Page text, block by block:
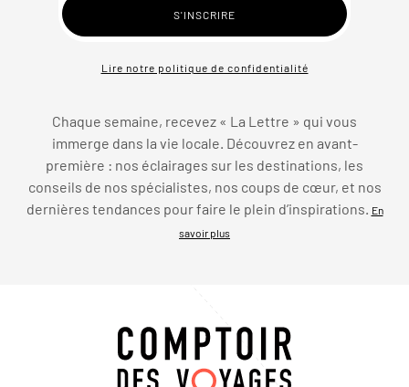
Lire notre politique de confidentialité
Chaque semaine, recevez « La Lettre » qui vous
immerge dans la vie locale. Découvrez en avant-
première : nos éclairages sur les destinations, les
conseils de nos spécialistes, nos coups de cœur, et nos
dernières tendances pour faire le plein d’inspirations. En
savoir plus